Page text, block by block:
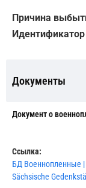
Причина
Документы
Документ о
Ссылка:
БД Военнопленные |
Sächsische